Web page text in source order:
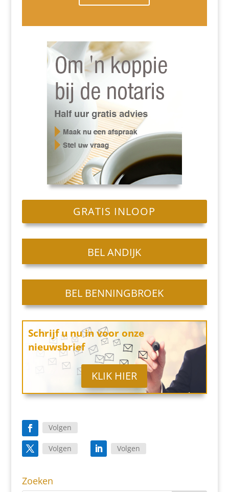
GRATIS INLOOP
BEL ANDIJK
BEL BENNINGBROEK
Schrijf u nu in voor onze
nieuwsbrief
KLIK HIER
Volgen
Volgen Volgen
Zoeken